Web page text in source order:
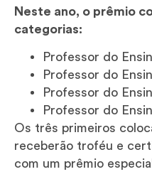
Neste ano, o prêmio
categorias:
Professor do
Professor do
Professor do
Professor do
Os três primeiros
receberão troféu e
com um prêmio